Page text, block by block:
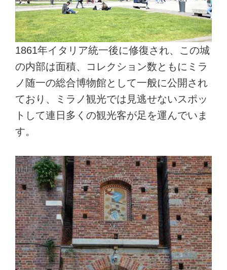
1861年イタリア統一後に修復され、この城
の内部は面積、コレクション数ともにミラ
ノ随一の総合博物館として一般に公開され
ており、ミラノ観光では見逃せないスポッ
トして連日多くの観光客が足を運んでいま
す。